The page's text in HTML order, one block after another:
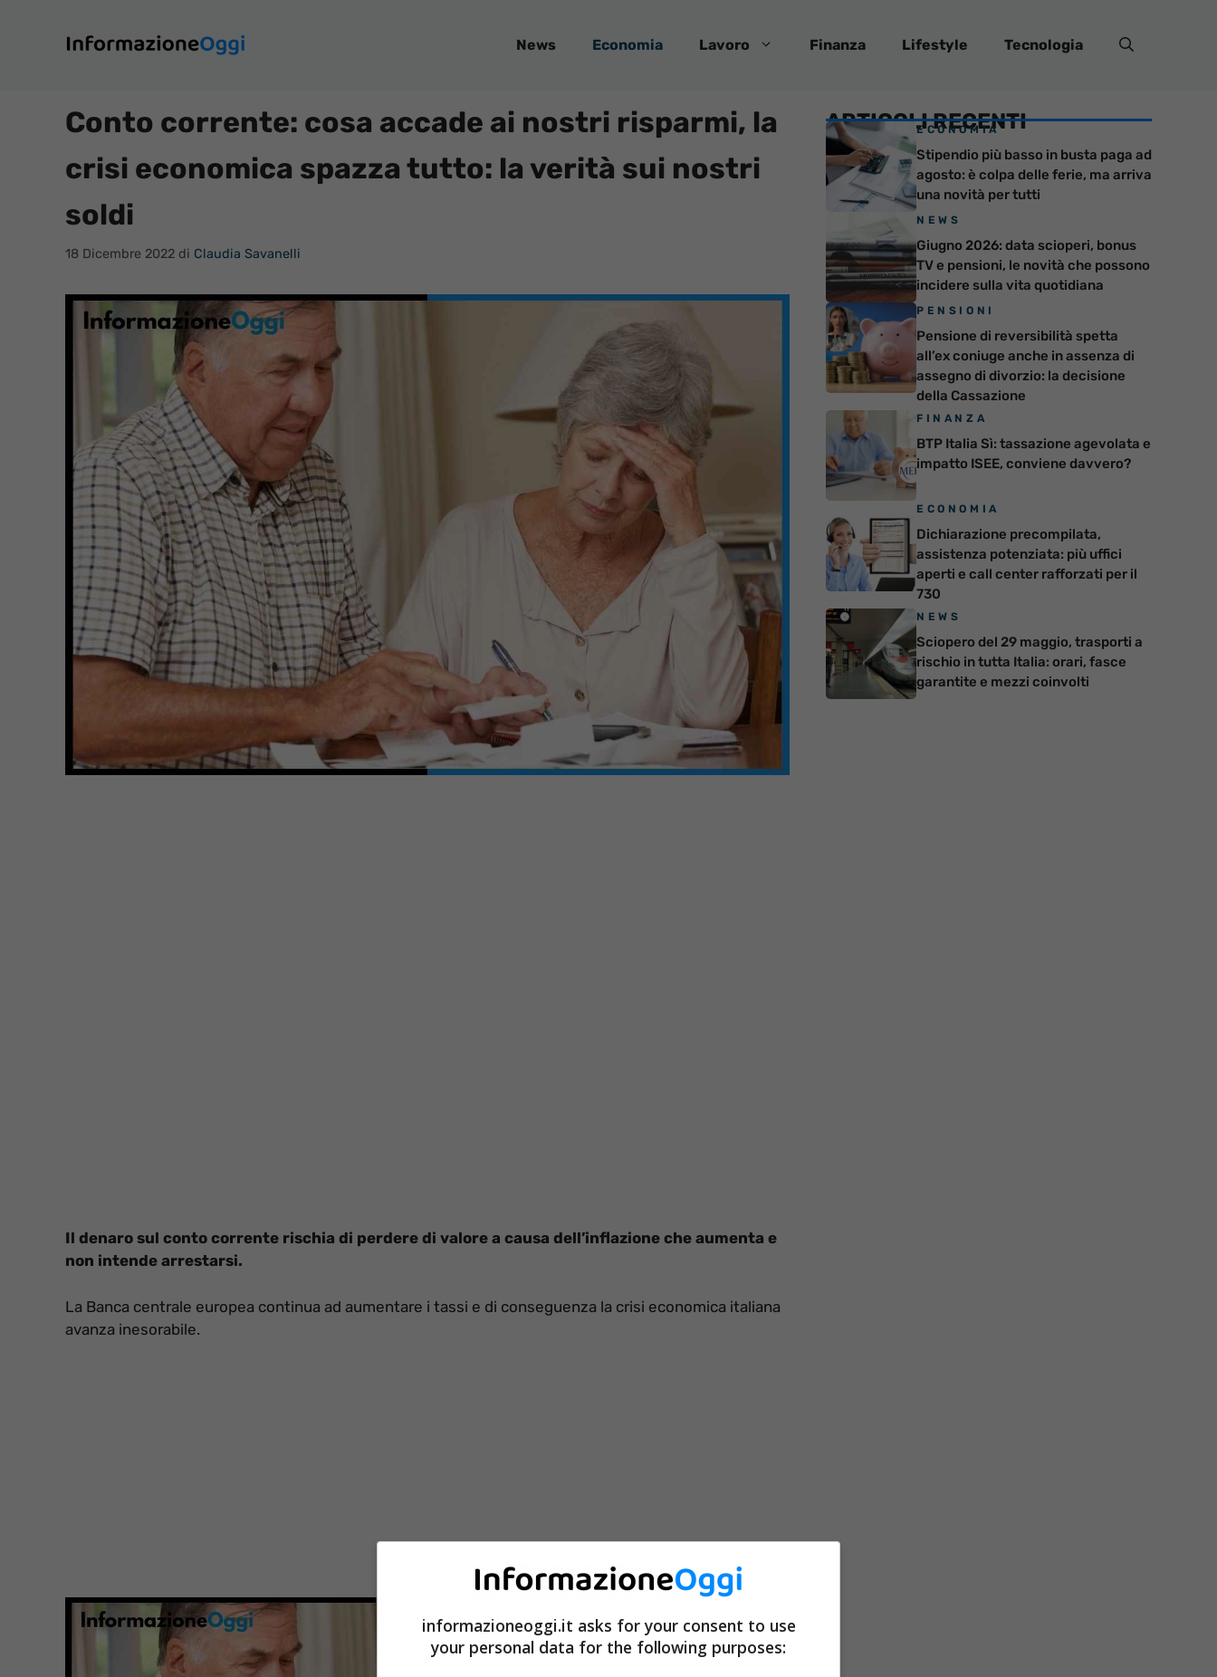
contenuto
News Economia Lavoro Finanza Lifestyle Tecnologia
Conto corrente: cosa accade ai nostri risparmi, la
crisi economica spazza tutto: la verità sui nostri
soldi
18 Dicembre 2022 di Claudia Savanelli
Il denaro sul conto corrente rischia di perdere di valore a causa dell’inflazione che aumenta e
non intende arrestarsi.
La Banca centrale europea continua ad aumentare i tassi e di conseguenza la crisi economica italiana
avanza inesorabile.
ARTICOLI RECENTI
ECONOMIA
Stipendio più basso in busta paga ad
agosto: è colpa delle ferie, ma arriva
una novità per tutti
NEWS
Giugno 2026: data scioperi, bonus
TV e pensioni, le novità che possono
incidere sulla vita quotidiana
PENSIONI
Pensione di reversibilità spetta
all’ex coniuge anche in assenza di
assegno di divorzio: la decisione
della Cassazione
FINANZA
BTP Italia Sì: tassazione agevolata e
impatto ISEE, conviene davvero?
ECONOMIA
Dichiarazione precompilata,
assistenza potenziata: più uffici
aperti e call center rafforzati per il
730
NEWS
Sciopero del 29 maggio, trasporti a
rischio in tutta Italia: orari, fasce
garantite e mezzi coinvolti
informazioneoggi.it asks for your consent to use
your personal data for the following purposes: